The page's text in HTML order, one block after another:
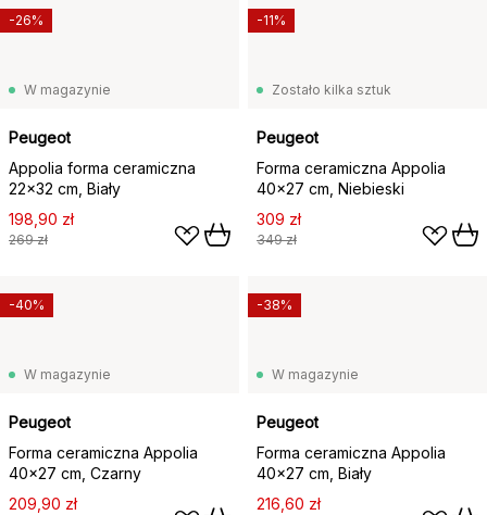
W magazynie
Peugeot
Appolia forma ceramiczna
22x32 cm, Biały
198,90 zł
269 zł
-26%
Zostało kilka sztuk
Peugeot
Forma ceramiczna Appolia
40x27 cm, Niebieski
309 zł
349 zł
-11%
W magazynie
Peugeot
Forma ceramiczna Appolia
40x27 cm, Czarny
209,90 zł
-40%
W magazynie
Peugeot
Forma ceramiczna Appolia
40x27 cm, Biały
216,60 zł
-38%